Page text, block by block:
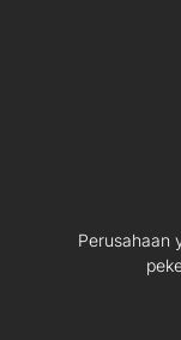
Perusahaan